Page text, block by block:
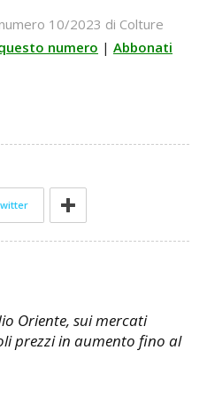
10/2023 di Colture
numero | Abbonati
Oriente, sui mercati
prezzi in aumento fino al